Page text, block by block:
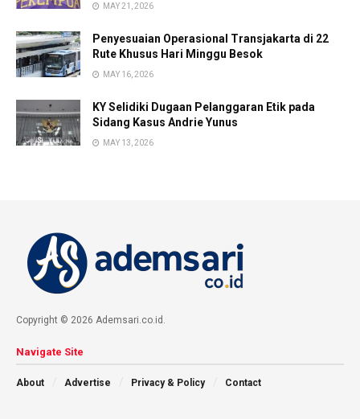
MAY 21, 2026
Penyesuaian Operasional Transjakarta di 22
Rute Khusus Hari Minggu Besok
MAY 16, 2026
KY Selidiki Dugaan Pelanggaran Etik pada
Sidang Kasus Andrie Yunus
MAY 13, 2026
Copyright © 2026 Ademsari.co.id.
Navigate Site
About Advertise Privacy & Policy Contact